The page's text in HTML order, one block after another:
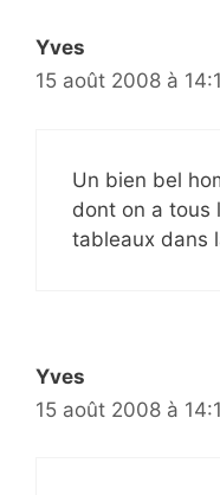
Yves
15 août 2008 à
Un bien bel
dont on a tous
tableaux dans
Yves
15 août 2008 à